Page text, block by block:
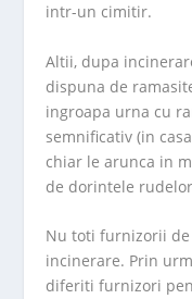
intr-un cimitir.
Altii, dupa
dispuna de
ingroapa urna cu
semnificativ (in
chiar le arunca in
de dorintele
Nu toti furnizorii
incinerare. Prin
diferiti furnizori